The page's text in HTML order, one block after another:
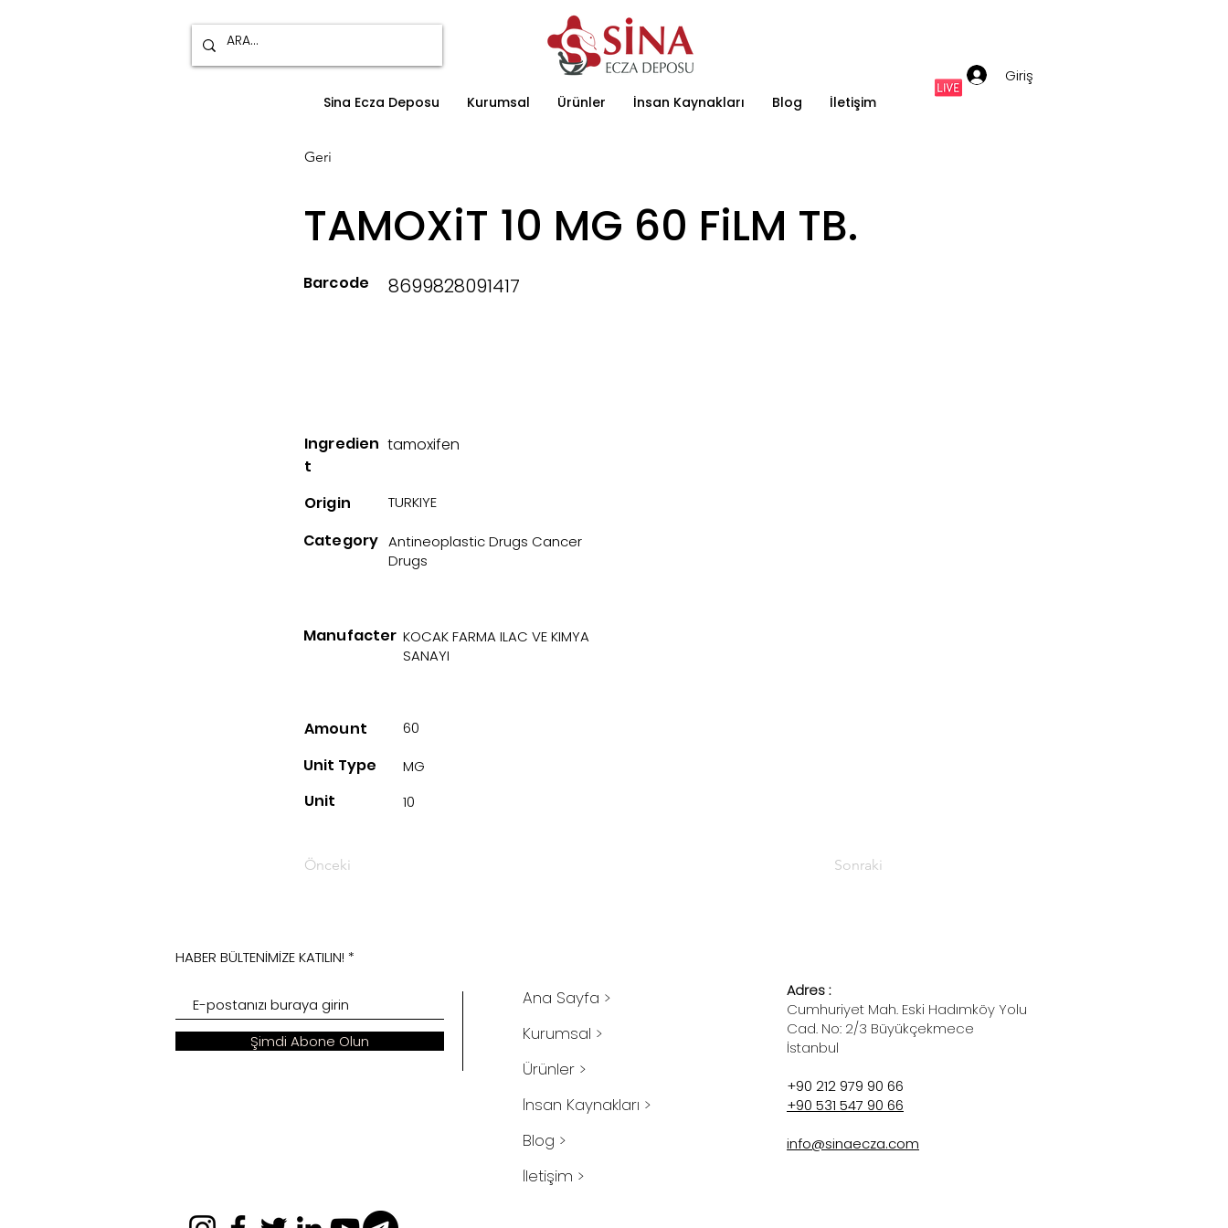
Giriş
Sina Ecza Deposu Kurumsal Ürünler İnsan Kaynakları Blog İletişim
Geri
TAMOXiT 10 MG 60 FiLM TB.
Barcode 8699828091417
Ingredien
t
tamoxifen
Origin TURKIYE
Category Antineoplastic Drugs Cancer
Drugs
Manufacter KOCAK FARMA ILAC VE KIMYA
SANAYI
Amount 60
Unit Type
Unit
MG
10
Önceki Sonraki
HABER BÜLTENİMİZE KATILIN!
Şimdi Abone Olun
Ana Sayfa >
Kurumsal >
Ürünler >
İnsan Kaynakları >
Blog >
İletişim >
Adres :
Cumhuriyet Mah. Eski Hadımköy Yolu
Cad. No: 2/3 Büyükçekmece
İstanbul
+90 212 979 90 66
+90 531 547 90 66
info@sinaecza.com